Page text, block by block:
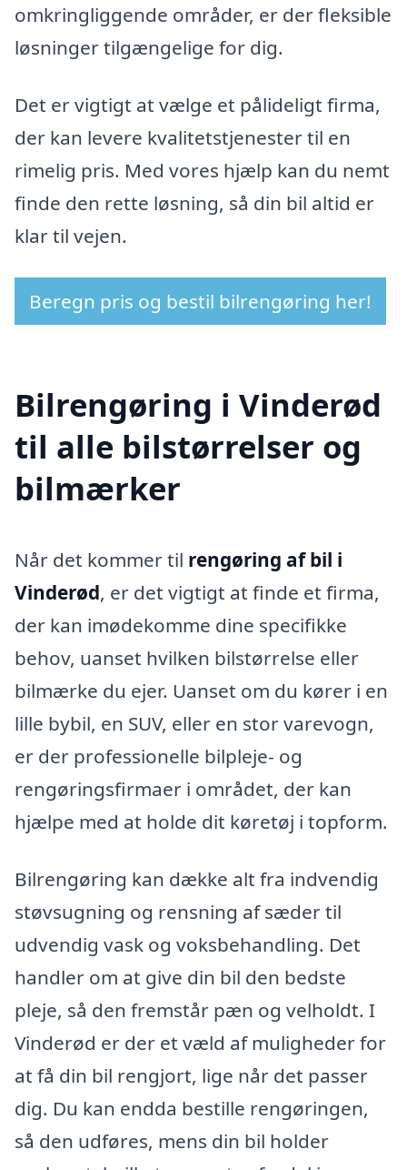
omkringliggende områder, er der fleksible
løsninger tilgængelige for dig.
Det er vigtigt at vælge et pålideligt firma,
der kan levere kvalitetstjenester til en
rimelig pris. Med vores hjælp kan du nemt
finde den rette løsning, så din bil altid er
klar til vejen.
Beregn pris og bestil bilrengøring her!
Bilrengøring i Vinderød
til alle bilstørrelser og
bilmærker
Når det kommer til rengøring af bil i
Vinderød, er det vigtigt at finde et firma,
der kan imødekomme dine specifikke
behov, uanset hvilken bilstørrelse eller
bilmærke du ejer. Uanset om du kører i en
lille bybil, en SUV, eller en stor varevogn,
er der professionelle bilpleje- og
rengøringsfirmaer i området, der kan
hjælpe med at holde dit køretøj i topform.
Bilrengøring kan dække alt fra indvendig
støvsugning og rensning af sæder til
udvendig vask og voksbehandling. Det
handler om at give din bil den bedste
pleje, så den fremstår pæn og velholdt. I
Vinderød er der et væld af muligheder for
at få din bil rengjort, lige når det passer
dig. Du kan endda bestille rengøringen,
så den udføres, mens din bil holder